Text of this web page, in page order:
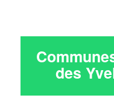
des